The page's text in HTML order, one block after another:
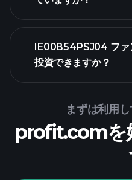
IE00B54PSJ04 ファ
投資できますか？
まずは利用
profit.comを